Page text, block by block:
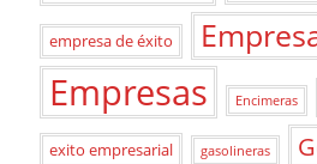
empresa de éxito
Empresas Encimeras
exito empresarial gasolineras